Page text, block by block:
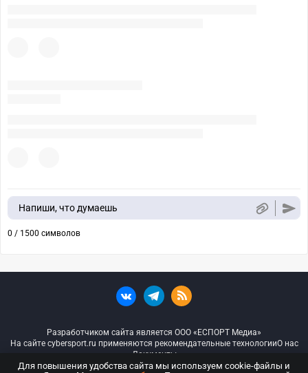
Напиши, что думаешь
0 / 1500 символов
Разработчиком сайта является ООО «ЕСПОРТ Медиа»
На сайте cybersport.ru применяются рекомендательные технологииО нас
Документы
Для повышения удобства сайта мы используем cookie-файлы и